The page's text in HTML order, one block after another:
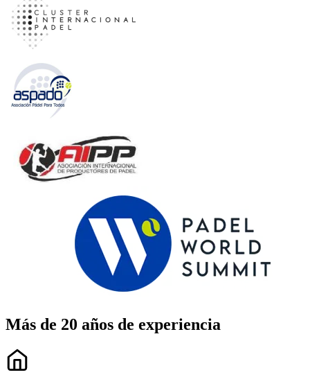
Más de 20 años de experiencia